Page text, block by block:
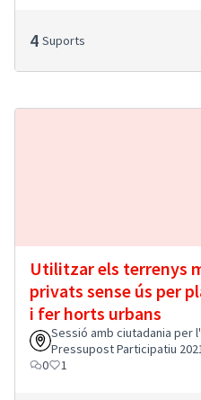
4 Suports
Utilitzar els terrenys
privats sense ús per
i fer horts urbans
Sessió amb ciutadania
Pressupost Participatiu
0
1